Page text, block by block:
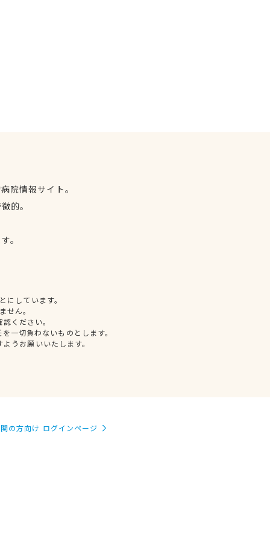
院情報サイト。
的。
。
しています。
せん。
ください。
一切負わないものとします。
うお願いいたします。
の方向け ログインページ